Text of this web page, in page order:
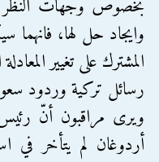
بخصوص وجهات النظر
وايجاد حل لها، فانهما
المشترك على تغيير
رسائل تركية وردود
ويرى مراقبون أنّ
أردوغان لم يتأخر في